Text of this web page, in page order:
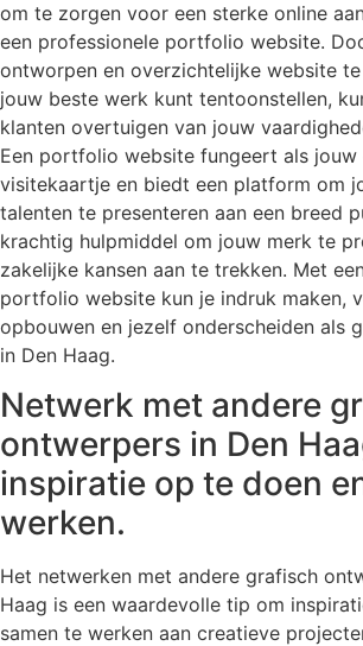
om te zorgen voor een sterke online
een professionele portfolio website.
ontworpen en overzichtelijke website
jouw beste werk kunt tentoonstellen,
klanten overtuigen van jouw
Een portfolio website fungeert als jouw
visitekaartje en biedt een platform om
talenten te presenteren aan een breed
krachtig hulpmiddel om jouw merk te
zakelijke kansen aan te trekken. Met
portfolio website kun je indruk maken,
opbouwen en jezelf onderscheiden als
in Den Haag.
Netwerk met andere
ontwerpers in Den
inspiratie op te doen
werken.
Het netwerken met andere grafisch
Haag is een waardevolle tip om
samen te werken aan creatieve